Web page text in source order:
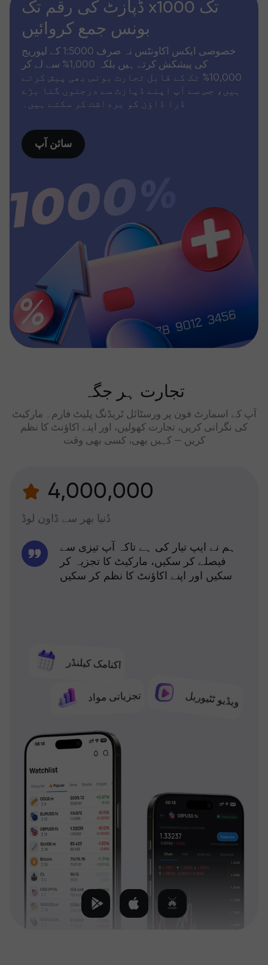
ڈپازٹ کی رقم تک x1000 تک
بونس جمع کروائیں
خصوصی ایکس اکاونٹس نہ صرف 1:5000 کے لیوریج
کی پیشکش کرتے ہیں بلکہ 1,000% سے لے کر
10,000% تک کے قابل تجارت بونس بھی پیش کرتے
ہیں، جس سے آپ اپنے ڈپازٹ سے درجنوں گنا بڑے
ڈرا ڈاؤن کو برداشت کر سکتے ہیں۔
سائن آپ
تجارت ہر جگہ
آپ کے اسمارٹ فون پر ورسٹائل ٹریڈنگ پلیٹ فارم۔ مارکیٹ
کی نگرانی کریں، تجارت کھولیں، اور اپنے اکاؤنٹ کا نظم
کریں — کہیں بھی، کسی بھی وقت
4,000,000
دُنیا بھر سے ڈاون لوڈ
اکنامک کیلنڈر
تجزیاتی مواد ویڈیو ٹٹیوریل
ہم نے ایپ تیار کی ہے تاکہ آپ تیزی سے
فیصلے کر سکیں، مارکیٹ کا تجزیہ کر
سکیں اور اپنے اکاؤنٹ کا نظم کر سکیں